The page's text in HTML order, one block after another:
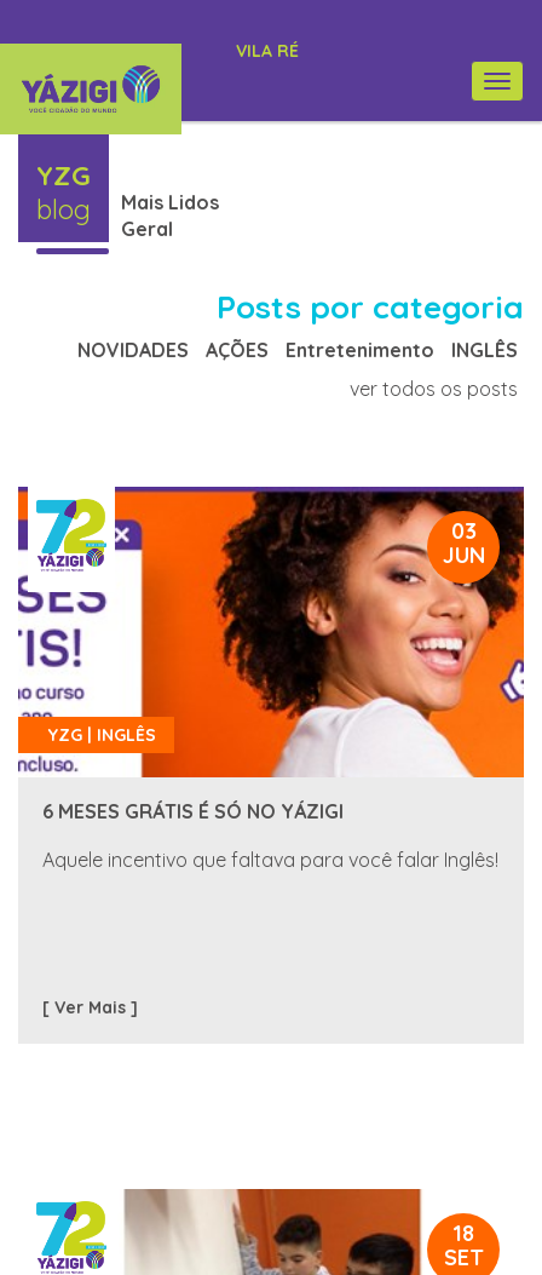
VILA RÉ
YZG
blog
Mais Lidos
Geral
Posts por categoria
NOVIDADES AÇÕES Entretenimento
INGLÊS
ver todos os posts
03
JUN
YZG | INGLÊS
6 MESES GRÁTIS É SÓ NO YÁZIGI
Aquele incentivo que faltava para você falar Inglês!
[ Ver Mais ]
18
SET